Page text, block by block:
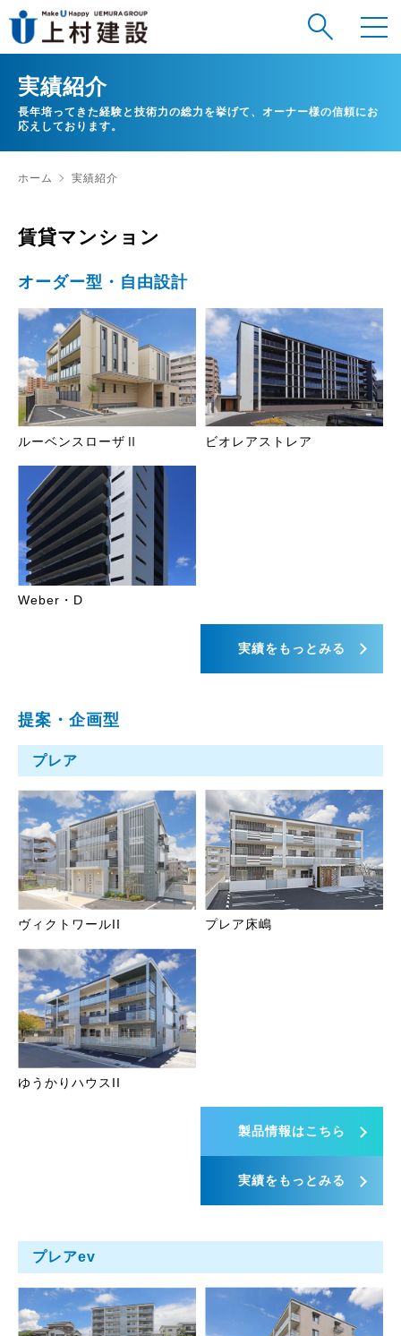
実績紹介
長年培ってきた経験と技術力の総力を挙げて、オーナー様の信頼にお
応えしております。
ホーム 実績紹介
賃貸マンション
オーダー型・自由設計
ルーベンスローザⅡ ビオレアストレア
Weber・D
実績をもっとみる
提案・企画型
プレア
ヴィクトワールII プレア床嶋
ゆうかりハウスII
製品情報はこちら
実績をもっとみる
プレアev